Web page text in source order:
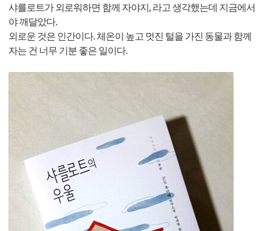
샤를로트가 외로워하면 함께 자야지, 라고 생각했는데 지금에서
야 깨달았다.
외로운 것은 인간이다. 체온이 높고 멋진 털을 가진 동물과 함께
자는 건 너무 기분 좋은 일이다.